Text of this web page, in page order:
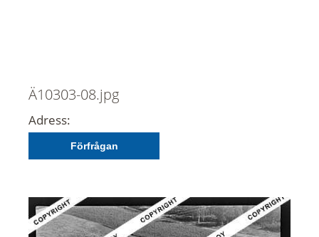
Ä10303-08.jpg
Adress:
Förfrågan